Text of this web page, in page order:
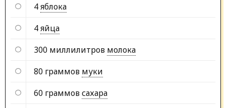
4яблока
4яйца
300 миллилитров молока
80 граммов муки
60 граммовсахара